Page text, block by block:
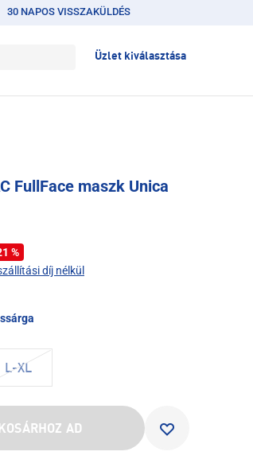
30 NAPOS VISSZAKÜLDÉS
Üzlet kiválasztása
FullFace maszk Unica
%
díj nélkül
L-XL
KOSÁRHOZ AD